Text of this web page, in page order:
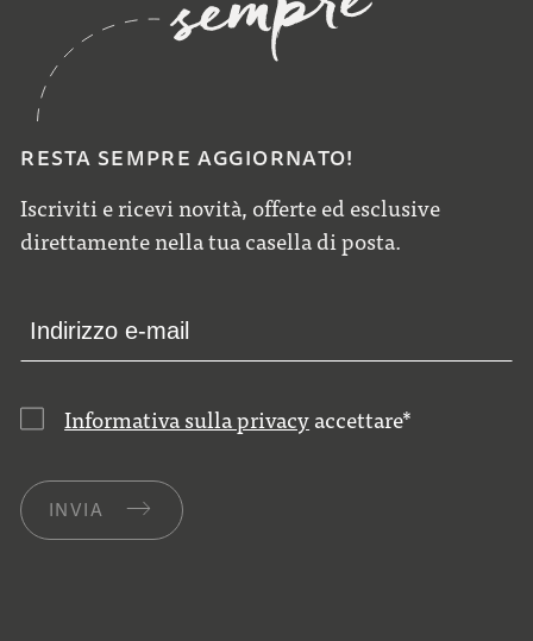
RESTA SEMPRE AGGIORNATO!
Iscriviti e ricevi novità, offerte ed esclusive
direttamente nella tua casella di posta.
Informativa sulla privacy accettare*
INVIA